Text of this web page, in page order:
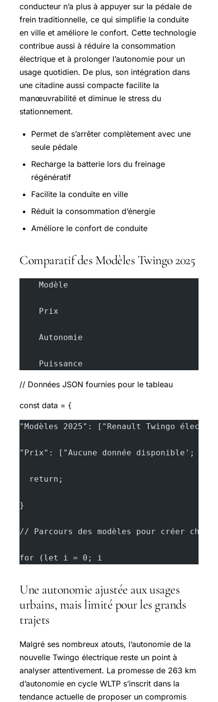
conducteur n’a plus à appuyer sur la pédale de
frein traditionnelle, ce qui simplifie la conduite
en ville et améliore le confort. Cette technologie
contribue aussi à réduire la consommation
électrique et à prolonger l’autonomie pour un
usage quotidien. De plus, son intégration dans
une citadine aussi compacte facilite la
manœuvrabilité et diminue le stress du
stationnement.
Permet de s’arrêter complètement avec une
seule pédale
Recharge la batterie lors du freinage
régénératif
Facilite la conduite en ville
Réduit la consommation d’énergie
Améliore le confort de conduite
Comparatif des Modèles Twingo 2025
    Modèle
    Prix
    Autonomie
    Puissance
// Données JSON fournies pour le tableau
const data = {
"Modèles 2025": ["Renault Twingo
"Prix": ["Aucune donnée disponible';
  return;
}
// Parcours des modèles pour créer
for (let i = 0; i
Une autonomie ajustée aux usages
urbains, mais limité pour les grands
trajets
Malgré ses nombreux atouts, l’autonomie de la
nouvelle Twingo électrique reste un point à
analyser attentivement. La promesse de 263 km
d’autonomie en cycle WLTP s’inscrit dans la
tendance actuelle de proposer un compromis